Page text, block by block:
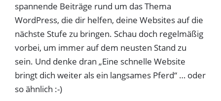
spannende Beiträge rund um das Thema
WordPress, die dir helfen, deine Websites auf die
nächste Stufe zu bringen. Schau doch regelmäßig
vorbei, um immer auf dem neusten Stand zu
sein. Und denke dran „Eine schnelle Website
bringt dich weiter als ein langsames Pferd“ … oder
so ähnlich :-)